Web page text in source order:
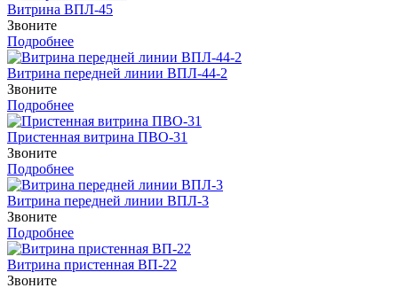
Витрина ВПЛ-45
Звоните
Подробнее
Витрина передней линии ВПЛ-44-2
Звоните
Подробнее
Пристенная витрина ПВО-31
Звоните
Подробнее
Витрина передней линии ВПЛ-3
Звоните
Подробнее
Витрина пристенная ВП-22
Звоните